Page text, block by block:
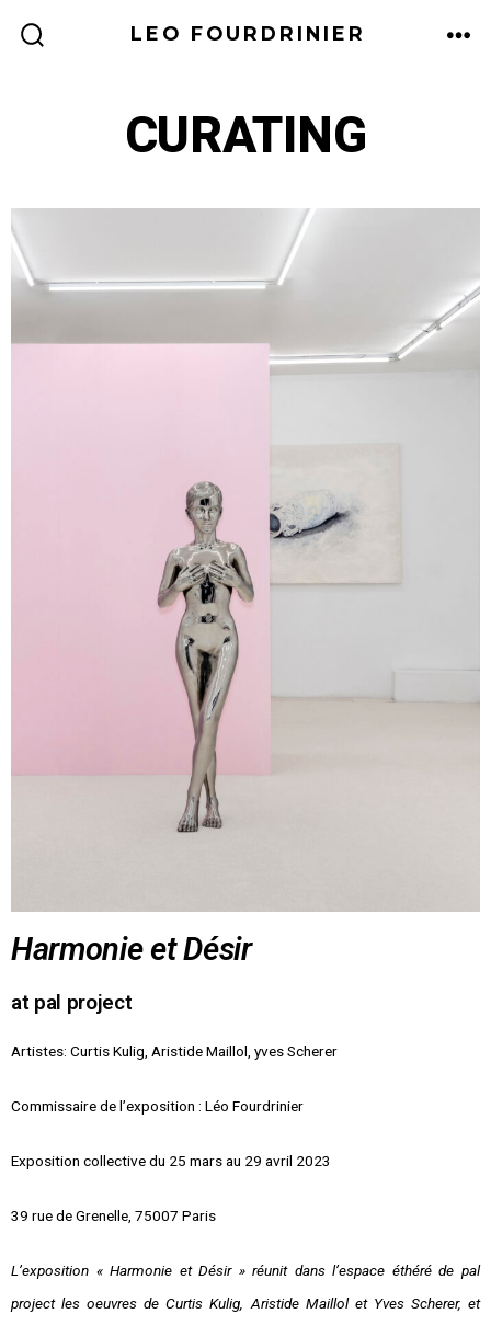
LEO FOURDRINIER
CURATING
Harmonie et Désir
at pal project
Artistes: Curtis Kulig, Aristide Maillol, yves Scherer
Commissaire de l’exposition : Léo Fourdrinier
Exposition collective du 25 mars au 29 avril 2023
39 rue de Grenelle, 75007 Paris
L’exposition « Harmonie et Désir » réunit dans l’espace éthéré de pal
project les oeuvres de Curtis Kulig, Aristide Maillol et Yves Scherer, et